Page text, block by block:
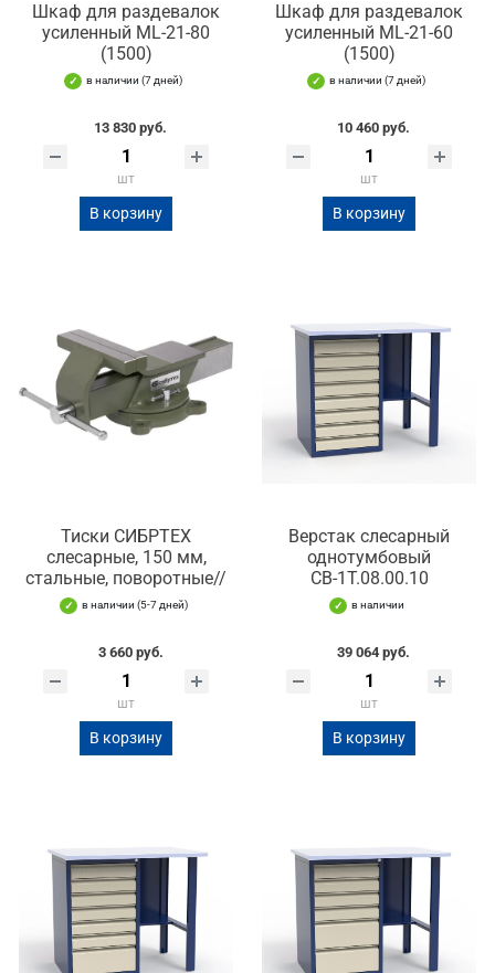
Шкаф для раздевалок
усиленный ML-21-80
(1500)
в наличии (7 дней)
13 830 руб.
шт
В корзину
Шкаф для раздевалок
усиленный ML-21-60
(1500)
в наличии (7 дней)
10 460 руб.
шт
В корзину
Тиски СИБРТЕХ
слесарные, 150 мм,
стальные, поворотные//
в наличии (5-7 дней)
3 660 руб.
шт
В корзину
Верстак слесарный
однотумбовый
СВ-1Т.08.00.10
в наличии
39 064 руб.
шт
В корзину